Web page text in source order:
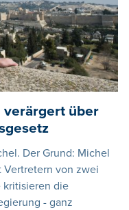
verärgert über
Der Grund: Michel
Vertretern von zwei
kritisieren die
- ganz